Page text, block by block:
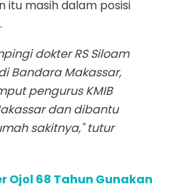
itu masih dalam posisi
dokter RS Siloam
Bandara Makassar,
pengurus KMIB
dan dibantu
sakitnya," tutur
Ojol 68 Tahun Gunakan